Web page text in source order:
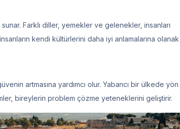
Farklı diller, yemekler ve gelenekler, insanları
kendi kültürlerini daha iyi anlamalarına olanak
artmasına yardımcı olur. Yabancı bir ülkede yön
bireylerin problem çözme yeteneklerini geliştirir.